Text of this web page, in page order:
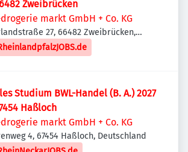
Zweibrücken
markt GmbH + Co. KG
27, 66482 Zweibrücken,
Studium BWL-Handel (B. A.) 2027
Haßloch
markt GmbH + Co. KG
4, 67454 Haßloch, Deutschland